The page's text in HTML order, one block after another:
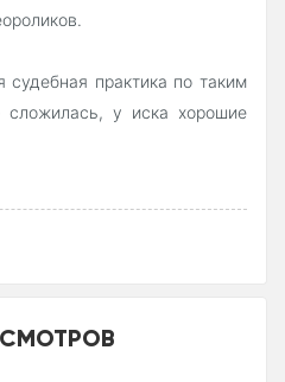
судебная практика по таким
у иска хорошие